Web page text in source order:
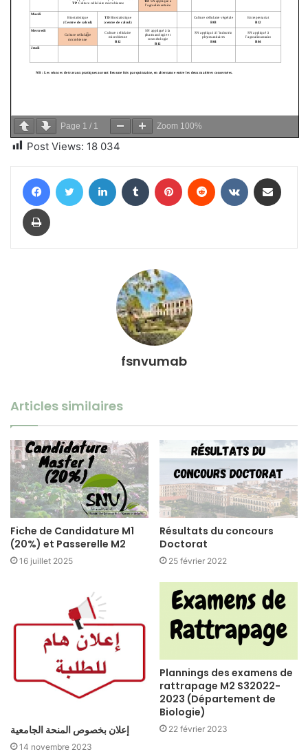
Page 1 / 1 Zoom 100%
Post Views: 18 034
FacebookTwitter Linkedin Tumblr Pinterest Reddit VKontakte
Imprimer
fsnvumab
Articles similaires
Fiche de Candidature M1
(20%) et Passerelle M2
16 juillet 2025
Résultats du concours
Doctorat
25 février 2022
إعلان بخصوص المنحة الجامعية
14 novembre 2023
Plannings des examens de
rattrapage M2 S32022-
2023 (Département de
Biologie)
22 février 2023